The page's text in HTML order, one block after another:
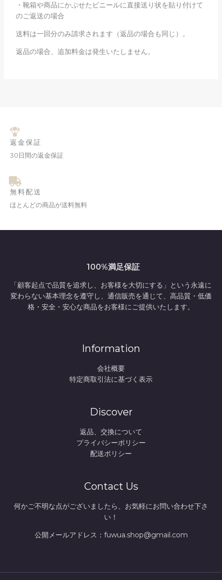
・靴箱や商品にかぶせたビニールに直接送り状を貼り付けて
のご返送の場合
送料は一回分のみ請求されます（返品の場合も同じ）。
返品の場合、追加料金は発生いたしません。
返金保証
30日間の返金保証
無料配送
ほとんどの商品が送料無料
100%満足保証
「顧客起点で品質を追求し、お客様を大切にする」という永遠に
変わらない基本理念を遵守し、通信販売を通じて、高品質・低価
格・安全・安心な商品をお客様にご提供いたします。
Information
会社概要
特定商取引法に基づく表示
Discover
返品、交換について
プライバシーポリシー
配送ポリシー
Contact Us
何かご不明な点がございましたら、お気軽にお問い合わせ下さ
い！
公開メールアドレス：fuwua.shop@gmail.com